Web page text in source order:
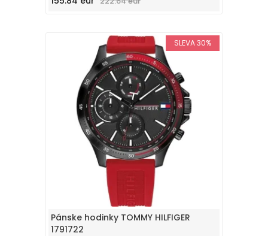
SLEVA 30%
Pánske hodinky TOMMY HILFIGER
1791722